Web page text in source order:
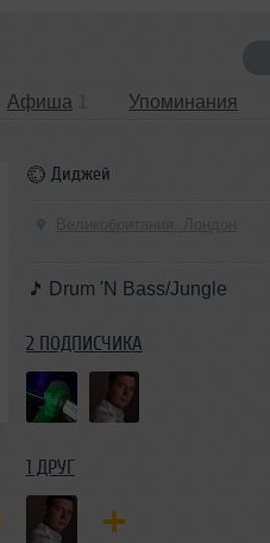
Афиша Упоминания
Диджей
Drum 'N Bass/Jungle
2 ПОДПИСЧИКА
1 ДРУГ